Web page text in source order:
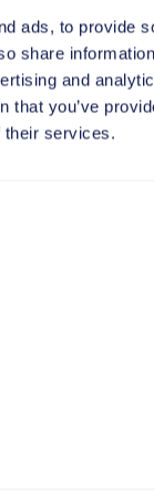
ads, to provide
share
and
that you’ve
their services.